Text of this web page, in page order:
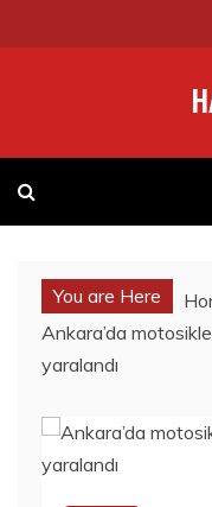
to
You are Here
Ankara’da
yaralandı